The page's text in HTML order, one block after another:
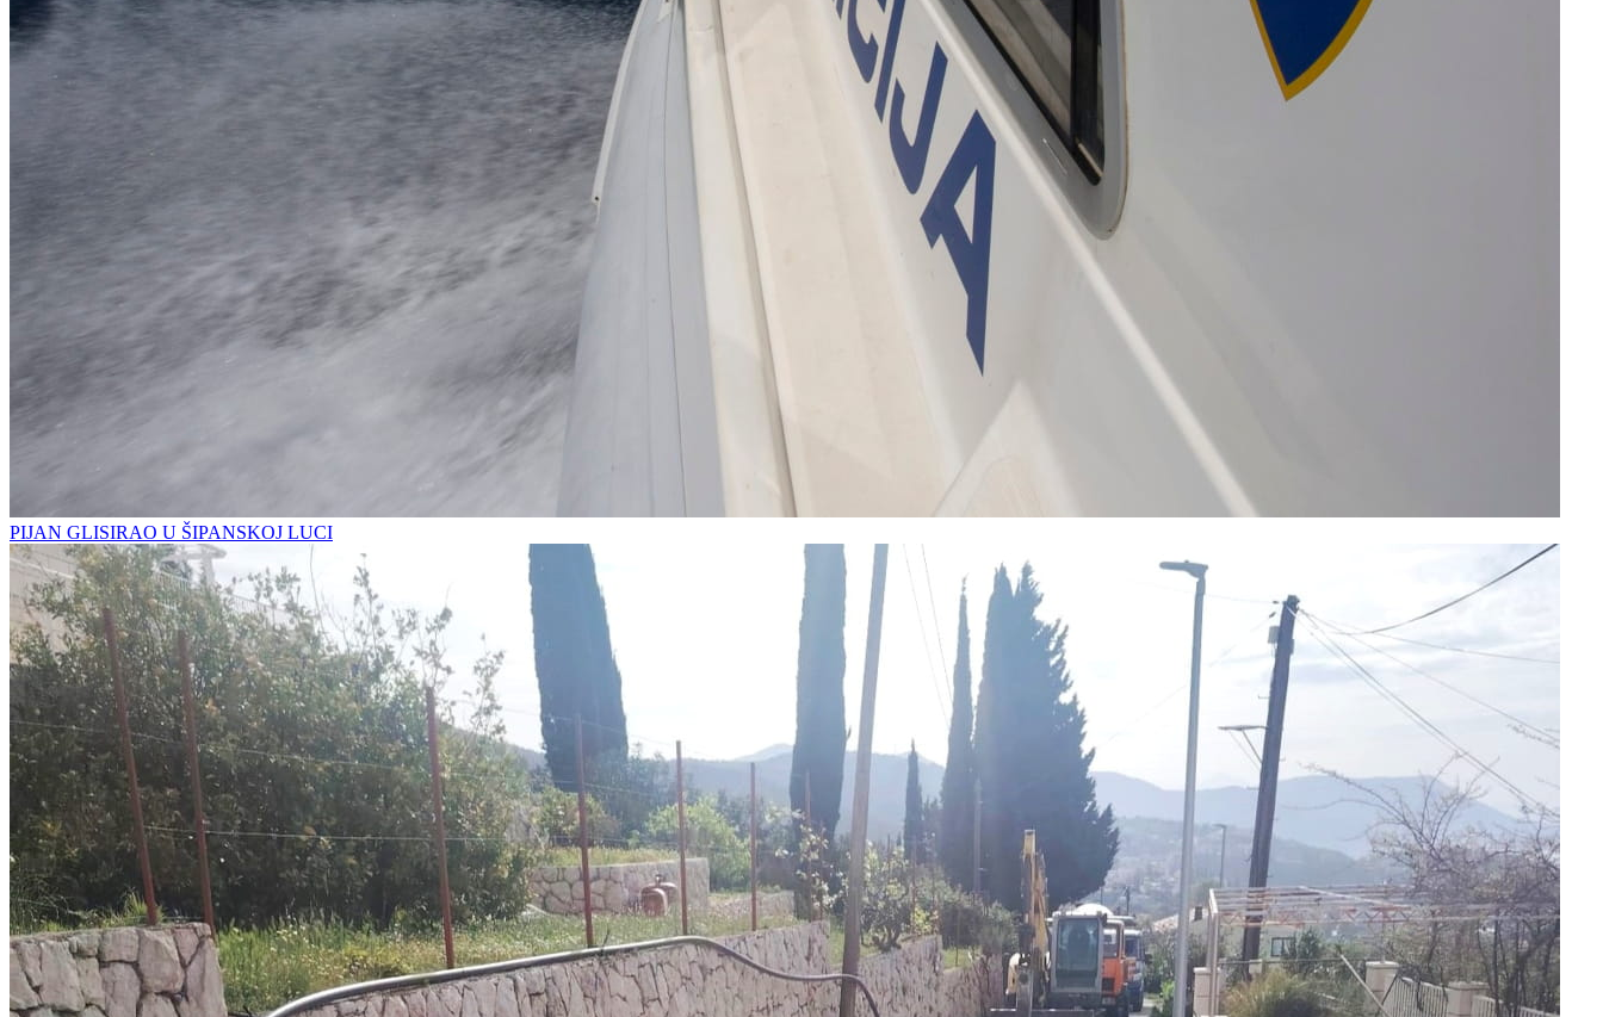
PIJAN GLISIRAO U ŠIPANSKOJ LUCI